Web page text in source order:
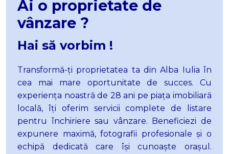
Case de vanzare in Alba Iulia Nord-Vest
Terenuri de vanzare
Terenuri de vanzare in Alba Iulia
Terenuri de vanzare in Alba Iulia Cetate
Terenuri de vanzare in Alba Iulia Partos
Terenuri de vanzare in Alba Iulia Sud
Terenuri de vanzare in Alba Iulia Barabant
Terenuri de vanzare in Alba Iulia Ampoi 3
Terenuri de vanzare in Vintu de Jos
Terenuri de vanzare in Sard
Terenuri de vanzare in Alba Iulia Sud-Est
Ai o proprietate de
vânzare ?
Hai să vorbim !
Transformă-ți proprietatea ta din Alba Iulia în
cea mai mare oportunitate de succes. Cu
experiența noastră de 28 ani pe piața imobiliară
locală, îți oferim servicii complete de listare
pentru închiriere sau vânzare. Beneficiezi de
expunere maximă, fotografii profesionale și o
echipă dedicată care își cunoaște orașul.